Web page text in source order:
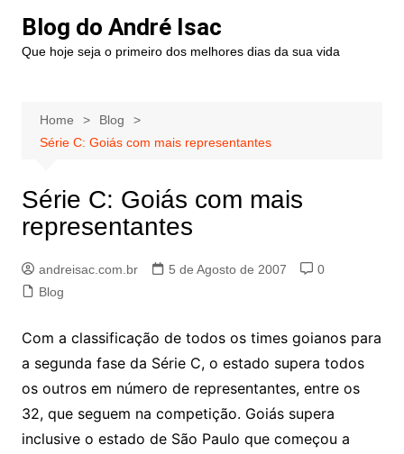
Blog do André Isac
Que hoje seja o primeiro dos melhores dias da sua vida
Home
Blog
Série C: Goiás com mais representantes
Série C: Goiás com mais
representantes
andreisac.com.br 5 de Agosto de 2007
0
Blog
Com a classificação de todos os times goianos para
a segunda fase da Série C, o estado supera todos
os outros em número de representantes, entre os
32, que seguem na competição. Goiás supera
inclusive o estado de São Paulo que começou a